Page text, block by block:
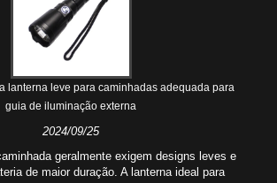
lanterna leve para caminhadas adequada para
guia de iluminação externa
2024/09/25
geralmente exigem designs leves e
de maior duração. A lanterna ideal para